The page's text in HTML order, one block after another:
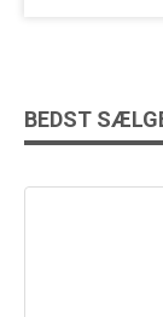
BEDST